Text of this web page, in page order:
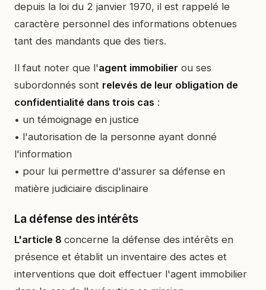
depuis la loi du 2 janvier 1970, il est rappelé le
caractère personnel des informations obtenues
tant des mandants que des tiers.
Il faut noter que l'agent immobilier ou ses
subordonnés sont relevés de leur obligation de
confidentialité dans trois cas :
• un témoignage en justice
• l'autorisation de la personne ayant donné
l'information
• pour lui permettre d'assurer sa défense en
matière judiciaire disciplinaire
La défense des intérêts
L'article 8 concerne la défense des intérêts en
présence et établit un inventaire des actes et
interventions que doit effectuer l'agent immobilier